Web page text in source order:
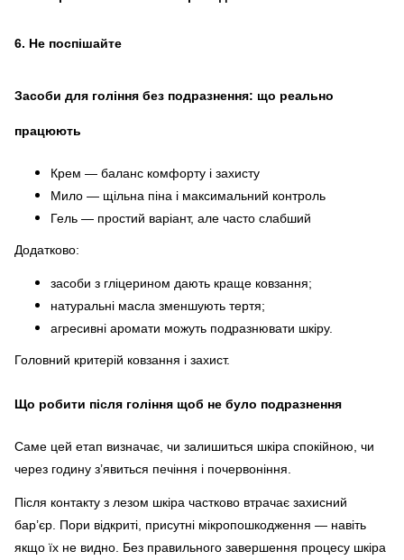
6. Не поспішайте
Засоби для гоління без подразнення: що реально
працюють
Крем — баланс комфорту і захисту
Мило — щільна піна і максимальний контроль
Гель — простий варіант, але часто слабший
Додатково:
засоби з гліцерином дають краще ковзання;
натуральні масла зменшують тертя;
агресивні аромати можуть подразнювати шкіру.
Головний критерій ковзання і захист.
Що робити після гоління щоб не було подразнення
Саме цей етап визначає, чи залишиться шкіра спокійною, чи
через годину з’явиться печіння і почервоніння.
Після контакту з лезом шкіра частково втрачає захисний
бар’єр. Пори відкриті, присутні мікропошкодження — навіть
якщо їх не видно. Без правильного завершення процесу шкіра